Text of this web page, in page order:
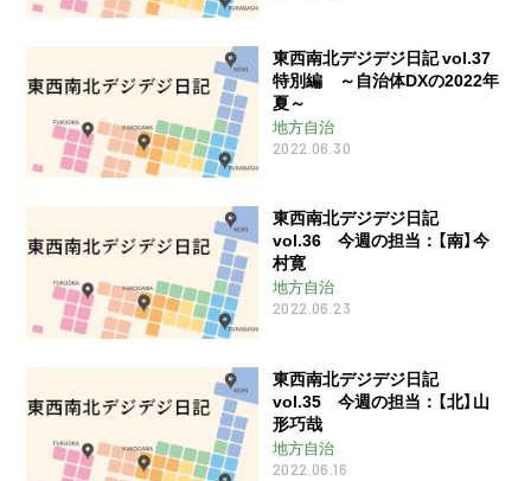
東西南北デジデジ日記 vol.37
特別編 ～自治体DXの2022年
夏～
地方自治
2022.06.30
東西南北デジデジ日記
vol.36 今週の担当：【南】今
村寛
地方自治
2022.06.23
東西南北デジデジ日記
vol.35 今週の担当：【北】山
形巧哉
地方自治
2022.06.16